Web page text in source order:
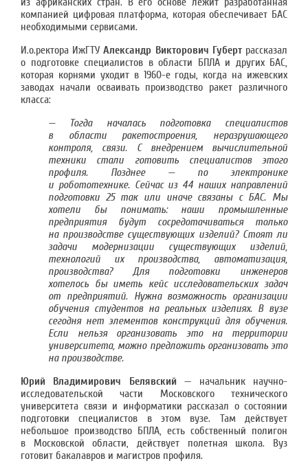
компанией цифровая платформа, которая обеспечивает БАС
необходимыми сервисами.
И.о.ректора ИжГТУАлександр Викторович Губертрассказал
о подготовке специалистов в области БПЛА и других БАС,
которая корнями уходит в 1960-е годы, когда на ижевских
заводах начали осваивать производство ракет различного
класса:
— Тогда началась подготовка специалистов
в области ракетостроения, неразрушающего
контроля, связи. С внедрением вычислительной
техники стали готовить специалистов этого
профиля. Позднее — по электронике
и робототехнике. Сейчас из 44 наших направлений
подготовки 25 так или иначе связаны с БАС. Мы
хотели бы понимать: наши промышленные
предприятия будут сосредотачиваться только
на производстве существующих изделий? Стоят ли
задачи модернизации существующих изделий,
технологий их производства, автоматизация,
производства? Для подготовки инженеров
хотелось бы иметь кейс исследовательских задач
от предприятий. Нужна возможность организации
обучения студентов на реальных изделиях. В вузе
сегодня нет элементов конструкций для обучения.
Если нельзя организовать это на территории
университета, можно предложить организовать это
на производстве.
Юрий Владимирович Белявский— начальник научно-
исследовательской части Московского технического
университета связи и информатики рассказал о состоянии
подготовки специалистов в этом вузе. Там действует
небольшое производство БПЛА, есть собственный полигон
в Московской области, действует полетная школа. Вуз
готовит бакалавров и магистров профиля.